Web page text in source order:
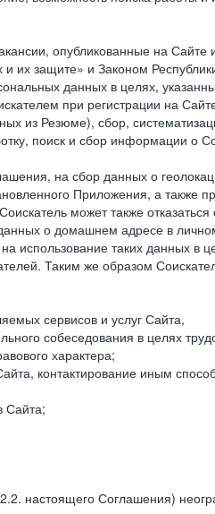
опубликованные на Сайте
защите» и Законом
данных в целях,
при регистрации на
из Резюме), сбор,
поиск и сбор информации о
на сбор данных о
Приложения, а также
может также
о домашнем адресе в
использование таких данных в
Таким же образом
сервисов и услуг Сайта,
собеседования в целях
характера;
контактирование иным
Сайта;
настоящего Соглашения)